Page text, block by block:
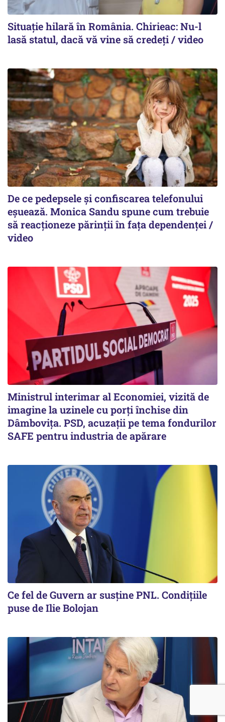
Situație hilară în România. Chirieac: Nu-l
lasă statul, dacă vă vine să credeți / video
De ce pedepsele și confiscarea telefonului
eșuează. Monica Sandu spune cum trebuie
să reacționeze părinții în fața dependenței /
video
Ministrul interimar al Economiei, vizită de
imagine la uzinele cu porți închise din
Dâmbovița. PSD, acuzații pe tema fondurilor
SAFE pentru industria de apărare
Ce fel de Guvern ar susține PNL. Condițiile
puse de Ilie Bolojan